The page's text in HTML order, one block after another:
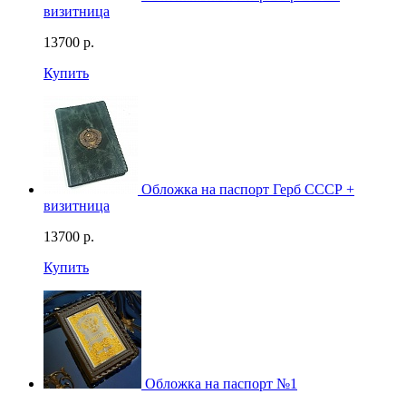
визитница
13700 р.
Купить
Обложка на паспорт Герб СССР +
визитница
13700 р.
Купить
Обложка на паспорт №1